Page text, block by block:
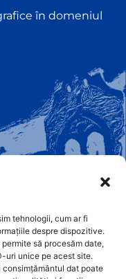
tehnologii, cum ar fi
despre dispozitive.
să procesăm date,
uri unice pe acest site.
dat poate
în domeniul